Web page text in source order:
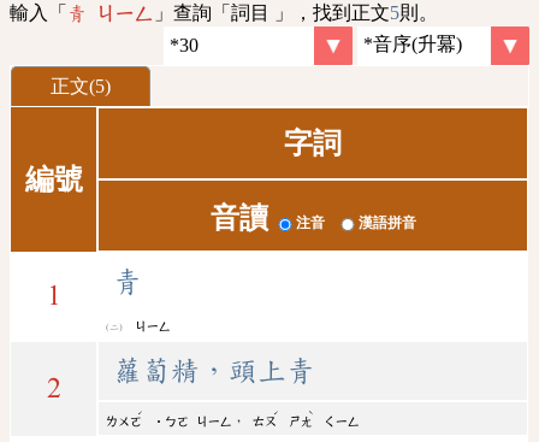
輸入「 青 ㄐㄧㄥ 」查詢「詞目 」，找到正文5則。
正文(5)
編號
字詞
音讀 注音 漢語拼音
1 青
ㄐㄧㄥ
2
蘿蔔精，頭上青
ㄌㄨㄛ
ˊ
˙ㄅㄛ ㄐㄧㄥ ，ㄊㄡ
ˊ
ㄕㄤ
ˋ
ㄑㄧㄥ